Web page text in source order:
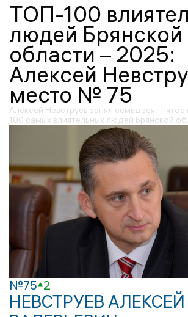
ТОП-100
людей Брянской
области – 2025:
Алексей
место № 75
Алексей Невструев занял семьдесят пятое
100 самых влиятельных людей Брянской
№75 2
НЕВСТРУЕВ АЛЕКСЕЙ